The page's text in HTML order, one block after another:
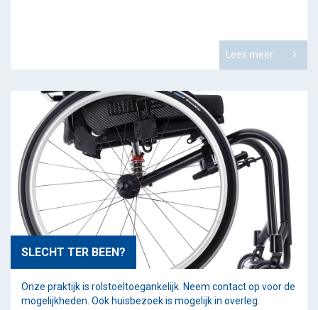
Lees meer
SLECHT TER BEEN?
Onze praktijk is rolstoeltoegankelijk. Neem contact op voor de
mogelijkheden. Ook huisbezoek is mogelijk in overleg.